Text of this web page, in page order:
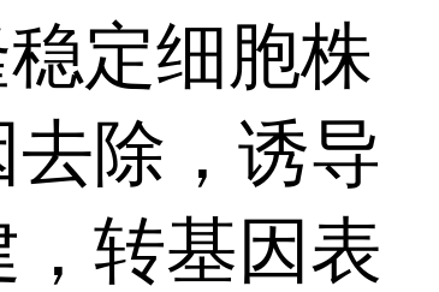
定细胞株
除，诱导
转基因表